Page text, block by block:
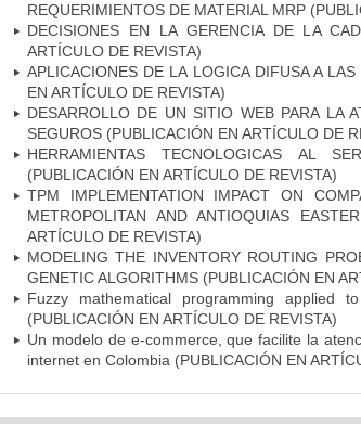
REQUERIMIENTOS DE MATERIAL MRP
DECISIONES EN LA GERENCIA DE LA
ARTÍCULO DE REVISTA)
APLICACIONES DE LA LOGICA DIFUSA A
EN ARTÍCULO DE REVISTA)
DESARROLLO DE UN SITIO WEB PARA LA
SEGUROS (PUBLICACIÓN EN ARTÍCULO DE
HERRAMIENTAS TECNOLOGICAS AL
(PUBLICACIÓN EN ARTÍCULO DE REVISTA)
TPM IMPLEMENTATION IMPACT ON
METROPOLITAN AND ANTIOQUIAS
ARTÍCULO DE REVISTA)
MODELING THE INVENTORY ROUTING
GENETIC ALGORITHMS (PUBLICACIÓN EN
Fuzzy mathematical programming applied
(PUBLICACIÓN EN ARTÍCULO DE REVISTA)
Un modelo de e-commerce, que facilite la
internet en Colombia (PUBLICACIÓN EN